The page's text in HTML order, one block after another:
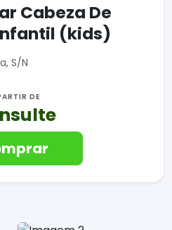
Cabeza De
(kids)
S/N
DE